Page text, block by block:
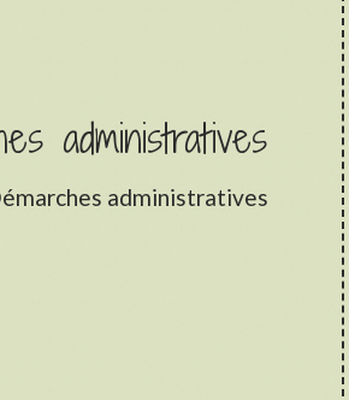
administratives
administratives